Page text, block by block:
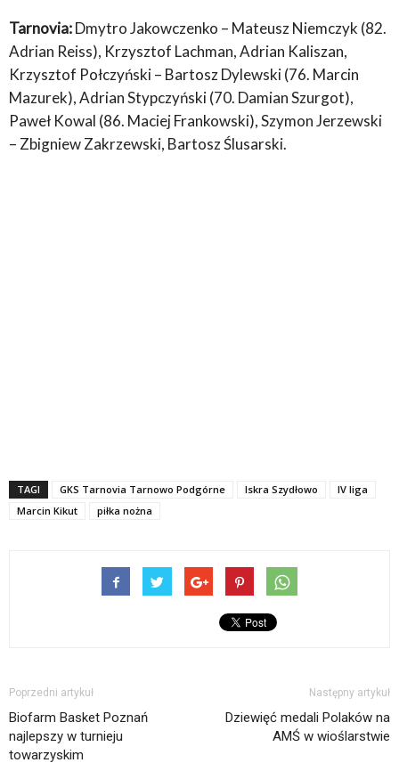
Tarnovia:Dmytro Jakowczenko – Mateusz Niemczyk (82.
Adrian Reiss), Krzysztof Lachman, Adrian Kaliszan,
Krzysztof Połczyński – Bartosz Dylewski (76. Marcin
Mazurek), Adrian Stypczyński (70. Damian Szurgot),
Paweł Kowal (86. Maciej Frankowski), Szymon Jerzewski
– Zbigniew Zakrzewski, Bartosz Ślusarski.
TAGI GKS Tarnovia Tarnowo Podgórne Iskra Szydłowo
IV liga
Marcin Kikut
piłka nożna
Poprzedni artykuł
Biofarm Basket Poznań
najlepszy w turnieju
towarzyskim
Następny artykuł
Dziewięć medali Polaków na
AMŚ w wioślarstwie